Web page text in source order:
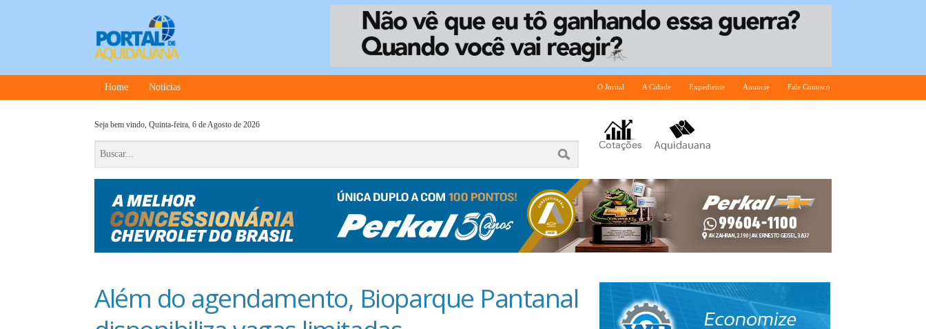
Home Notícias O Jornal A Cidade Expediente Anuncie Fale Conosco
Seja bem vindo, Quinta-feira, 6 de Agosto de 2026
Além do agendamento, Bioparque Pantanal